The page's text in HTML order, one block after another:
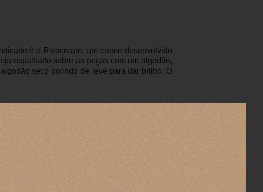
é o Rivacream, um creme desenvolvido
espalhado sobre as peças com um algodão,
seco polindo de leve para dar brilho. O